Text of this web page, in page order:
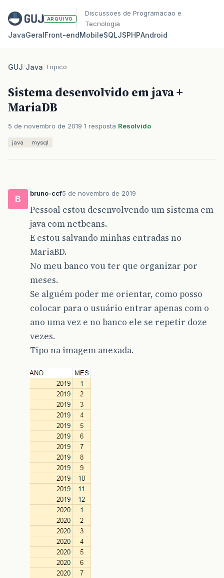
ARQUIVO
Discussoes de Programacao e
Tecnologia
JavaGeralFront‑endMobileSQLJSPHPAndroid
GUJ/Java/Topico
Sistema desenvolvido em java +
MariaDB
5 de novembro de 2019 1 resposta Resolvido
java mysql
B
bruno-ccf5 de novembro de 2019
Pessoal estou desenvolvendo um sistema em
java com netbeans.
E estou salvando minhas entradas no
MariaBD.
No meu banco vou ter que organizar por
meses.
Se alguém poder me orientar, como posso
colocar para o usuário entrar apenas com o
ano uma vez e no banco ele se repetir doze
vezes.
Tipo na imagem anexada.